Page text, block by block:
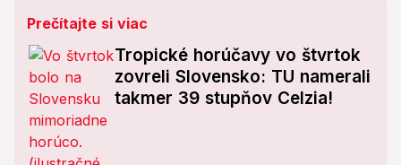
Prečítajte si viac
Tropické horúčavy vo štvrtok
zovreli Slovensko: TU namerali
takmer 39 stupňov Celzia!